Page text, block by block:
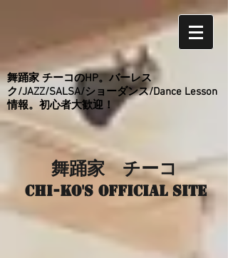
舞踊家 チーコのHP。バーレス
ク/JAZZ/SALSA/ショーダンス/Dance Lesson
情報。初心者大歓迎！
舞踊家 チーコ
Chi-ko's Official site